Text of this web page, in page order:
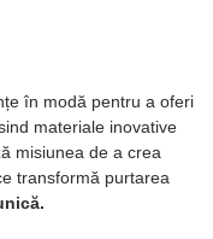
în modă pentru a oferi
materiale inovative
misiunea de a crea
transformă purtarea